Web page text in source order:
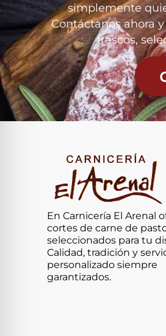
simplemente
Contáctanos ahora
frescos,
En Carnicería El Arenal
cortes de carne de
seleccionados para tu
Calidad, tradición y
personalizado siempre
garantizados.